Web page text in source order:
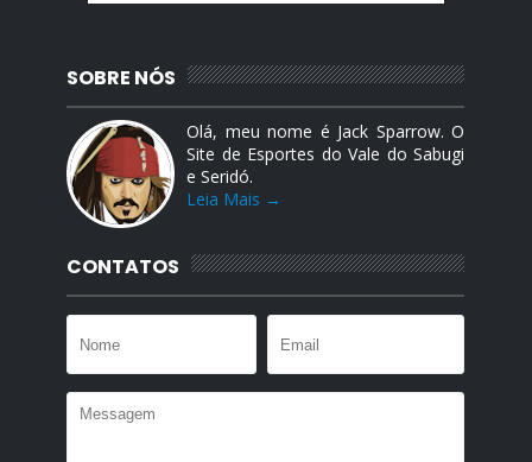
SOBRE NÓS
Olá, meu nome é Jack Sparrow. O
Site de Esportes do Vale do Sabugi
e Seridó.
Leia Mais →
CONTATOS